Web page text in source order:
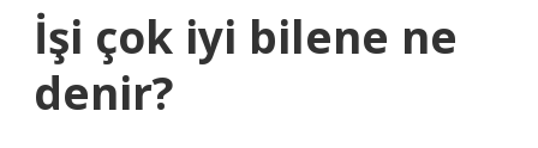
İşi çok iyi bilene ne
denir?